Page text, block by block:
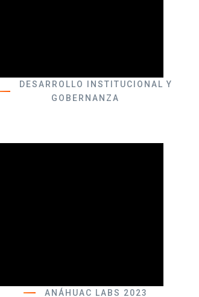
DESARROLLO INSTITUCIONAL Y
GOBERNANZA
ANÁHUAC LABS 2023